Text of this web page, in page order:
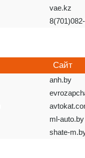
vae.kz
Сайт
anh.by
ml-auto.by
shate-